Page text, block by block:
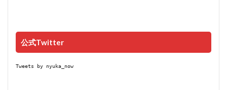
公式Twitter
Tweets by nyuka_now